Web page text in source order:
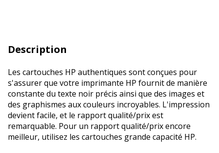
Description
Les cartouches HP authentiques sont conçues pour
s'assurer que votre imprimante HP fournit de manière
constante du texte noir précis ainsi que des images et
des graphismes aux couleurs incroyables. L'impression
devient facile, et le rapport qualité/prix est
remarquable. Pour un rapport qualité/prix encore
meilleur, utilisez les cartouches grande capacité HP.